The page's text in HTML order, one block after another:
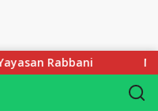
Rabbani Makan